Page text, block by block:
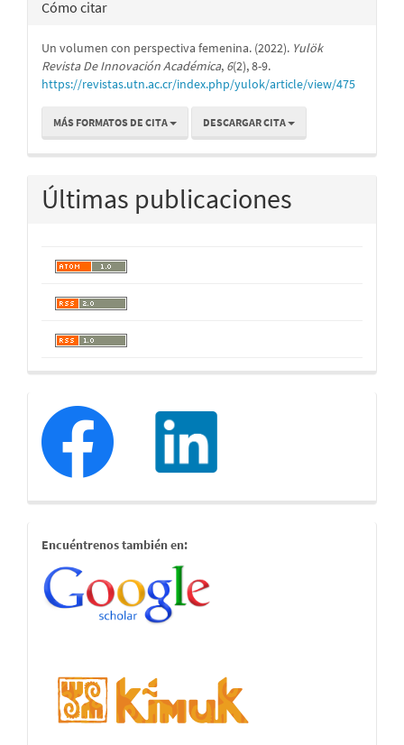
Cómo citar
Un volumen con perspectiva femenina. (2022). Yulök
Revista De Innovación Académica, 6(2), 8-9.
https://revistas.utn.ac.cr/index.php/yulok/article/view/475
MÁS FORMATOS DE CITA DESCARGAR CITA
Últimas publicaciones
redessociales
estamostambien
Encuéntrenos también en: